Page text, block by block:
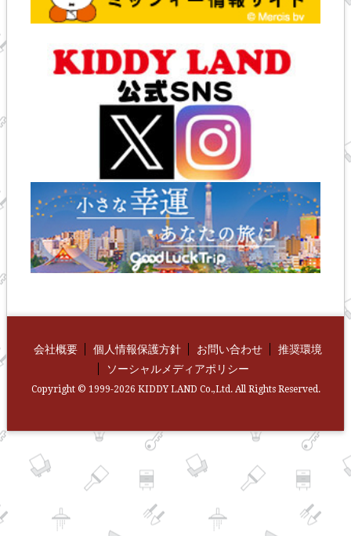
会社概要 個人情報保護方針 お問い合わせ
推奨環境
ソーシャルメディアポリシー
Copyright © 1999-2026 KIDDY LAND Co.,Ltd. All Rights Reserved.